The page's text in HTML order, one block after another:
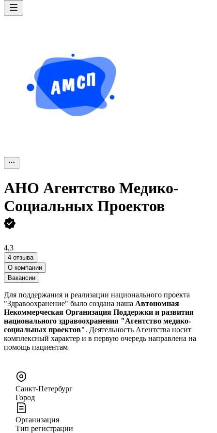
АНО Агентство Медико-
Социальных Проектов
4,3
4 отзыва
О компании
Вакансии
Для поддержания и реализации национального проекта
"Здравоохранение" было создана наша Автономная
Некоммерческая Организация Поддержки и развития
национального здравоохранения "Агентство медико-
социальных проектов". Деятельность Агентства носит
комплексный характер и в первую очередь направлена на
помощь пациентам
Санкт-Петербург
Город
Организация
Тип регистрации